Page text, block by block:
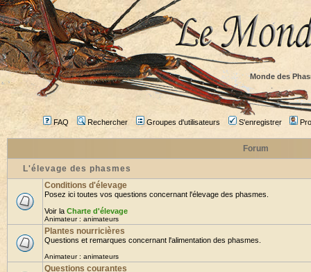
Monde des
FAQ Rechercher Groupes d'utilisateurs S'enregistrer
Forum
L'élevage des phasmes
Conditions d'élevage
Posez ici toutes vos questions concernant l'élevage des phasmes.
Voir la Charte d'élevage
Animateur : animateurs
Plantes nourricières
Questions et remarques concernant l'alimentation des phasmes.
Animateur : animateurs
Questions courantes